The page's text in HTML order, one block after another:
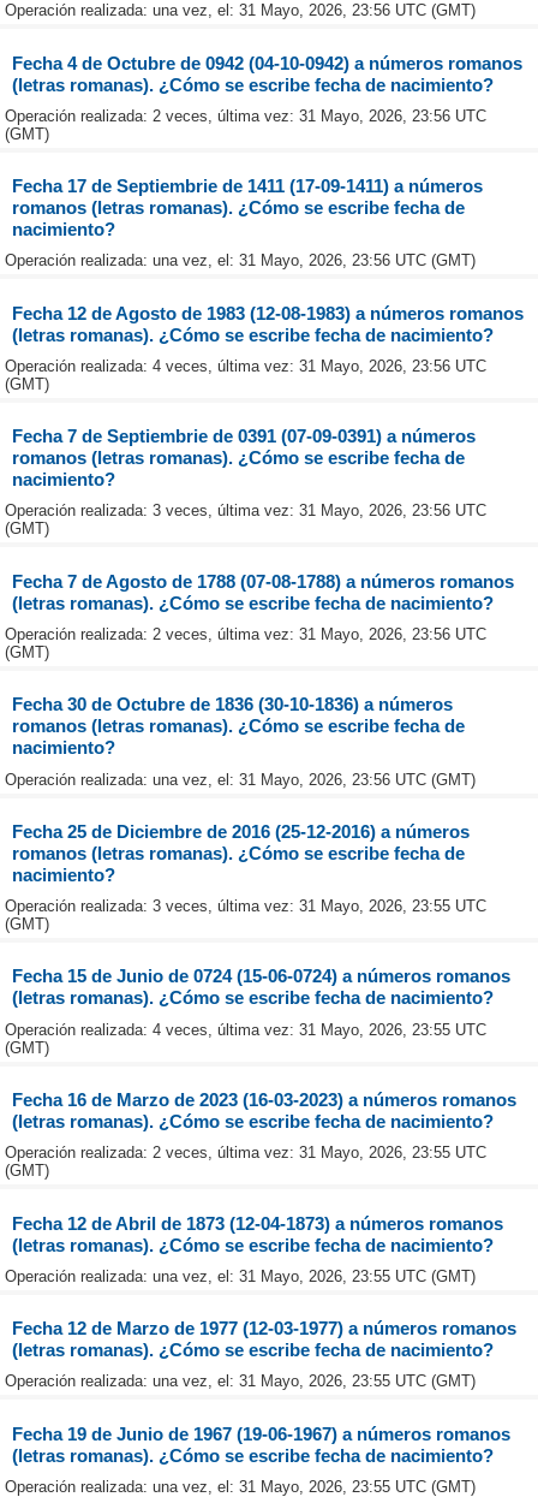
Operación realizada: una vez, el: 31 Mayo, 2026, 23:56 UTC (GMT)
Fecha 4 de Octubre de 0942 (04-10-0942) a números romanos
(letras romanas). ¿Cómo se escribe fecha de nacimiento?
Operación realizada: 2 veces, última vez: 31 Mayo, 2026, 23:56 UTC
(GMT)
Fecha 17 de Septiembrie de 1411 (17-09-1411) a números
romanos (letras romanas). ¿Cómo se escribe fecha de
nacimiento?
Operación realizada: una vez, el: 31 Mayo, 2026, 23:56 UTC (GMT)
Fecha 12 de Agosto de 1983 (12-08-1983) a números romanos
(letras romanas). ¿Cómo se escribe fecha de nacimiento?
Operación realizada: 4 veces, última vez: 31 Mayo, 2026, 23:56 UTC
(GMT)
Fecha 7 de Septiembrie de 0391 (07-09-0391) a números
romanos (letras romanas). ¿Cómo se escribe fecha de
nacimiento?
Operación realizada: 3 veces, última vez: 31 Mayo, 2026, 23:56 UTC
(GMT)
Fecha 7 de Agosto de 1788 (07-08-1788) a números romanos
(letras romanas). ¿Cómo se escribe fecha de nacimiento?
Operación realizada: 2 veces, última vez: 31 Mayo, 2026, 23:56 UTC
(GMT)
Fecha 30 de Octubre de 1836 (30-10-1836) a números
romanos (letras romanas). ¿Cómo se escribe fecha de
nacimiento?
Operación realizada: una vez, el: 31 Mayo, 2026, 23:56 UTC (GMT)
Fecha 25 de Diciembre de 2016 (25-12-2016) a números
romanos (letras romanas). ¿Cómo se escribe fecha de
nacimiento?
Operación realizada: 3 veces, última vez: 31 Mayo, 2026, 23:55 UTC
(GMT)
Fecha 15 de Junio de 0724 (15-06-0724) a números romanos
(letras romanas). ¿Cómo se escribe fecha de nacimiento?
Operación realizada: 4 veces, última vez: 31 Mayo, 2026, 23:55 UTC
(GMT)
Fecha 16 de Marzo de 2023 (16-03-2023) a números romanos
(letras romanas). ¿Cómo se escribe fecha de nacimiento?
Operación realizada: 2 veces, última vez: 31 Mayo, 2026, 23:55 UTC
(GMT)
Fecha 12 de Abril de 1873 (12-04-1873) a números romanos
(letras romanas). ¿Cómo se escribe fecha de nacimiento?
Operación realizada: una vez, el: 31 Mayo, 2026, 23:55 UTC (GMT)
Fecha 12 de Marzo de 1977 (12-03-1977) a números romanos
(letras romanas). ¿Cómo se escribe fecha de nacimiento?
Operación realizada: una vez, el: 31 Mayo, 2026, 23:55 UTC (GMT)
Fecha 19 de Junio de 1967 (19-06-1967) a números romanos
(letras romanas). ¿Cómo se escribe fecha de nacimiento?
Operación realizada: una vez, el: 31 Mayo, 2026, 23:55 UTC (GMT)